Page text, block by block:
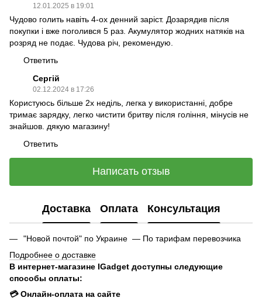
12.01.2025 в 19:01
Чудово голить навіть 4-ох денний заріст. Дозарядив після
покупки і вже поголився 5 раз. Акумулятор жодних натяків на
розряд не подає. Чудова річ, рекомендую.
Ответить
Сергій
02.12.2024 в 17:26
Користуюсь більше 2х неділь, легка у використанні, добре
тримає зарядку, легко чистити бритву після гоління, мінусів не
знайшов. дякую магазину!
Ответить
Написать отзыв
Доставка Оплата Консультация
"Новой почтой" по Украине — По тарифам перевозчика
Подробнее о доставке
В интернет-магазине IGadget доступны следующие
способы оплаты:
💳 Онлайн-оплата на сайте